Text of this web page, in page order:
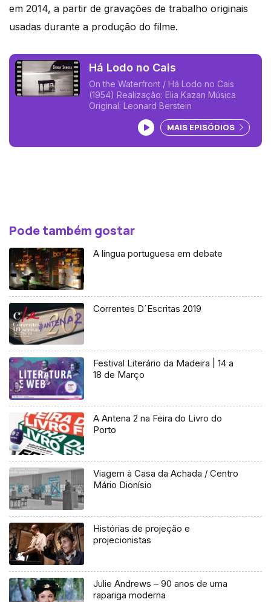
em 2014, a partir de gravações de trabalho originais
usadas durante a produção do filme.
Há Lodo no Cais
On the Waterfront / Há Lodo no Cais
(1954) Realização: Elia Kazan Música
Original: Leonard Berstein
Ouvir podcast
MAIS EPISÓDIOS
Pode também gostar
A língua portuguesa em debate
Correntes D´Escritas 2019
Festival Literário da Madeira | 14 a
18 de Março
A Antena 2 na Feira do Livro do
Porto
Viagem à Casa da Achada / Centro
Mário Dionísio
Histórias de projeção e
projecionistas
Julie Andrews – 90 anos de uma
rapariga moderna